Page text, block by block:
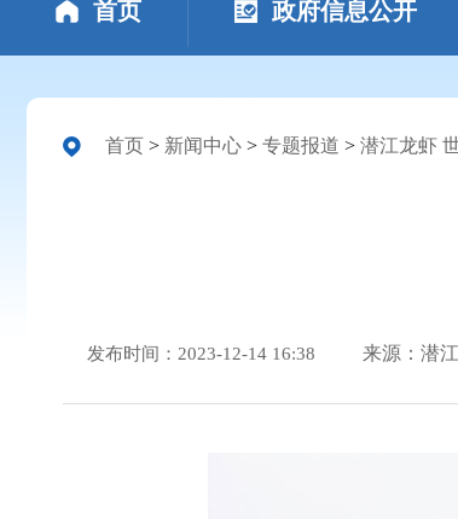
首页 政府信息公开
首页 > 新闻中心 > 专题报道 > 潜江龙虾
发布时间：2023-12-14 16:38 来源：潜